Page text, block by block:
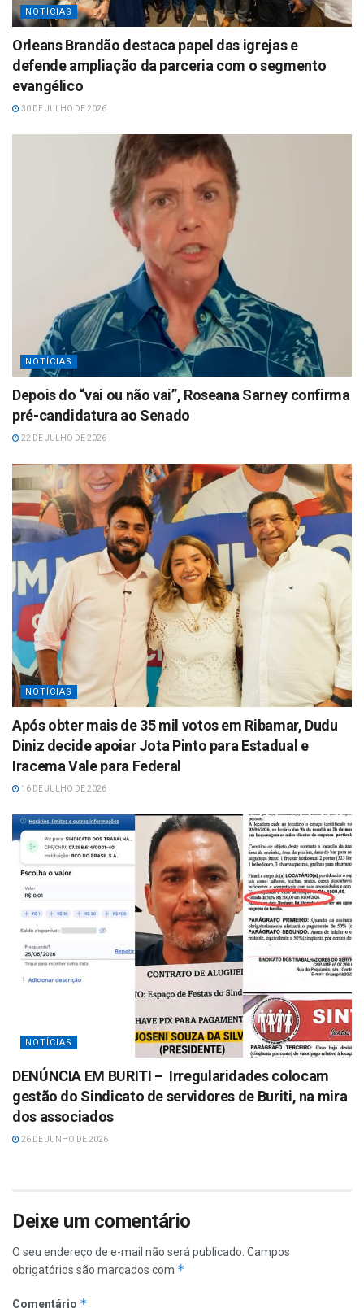
NOTÍCIAS
Orleans Brandão destaca papel das igrejas e
defende ampliação da parceria com o segmento
evangélico
30 DE JULHO DE 2026
NOTÍCIAS
Depois do “vai ou não vai”, Roseana Sarney confirma
pré-candidatura ao Senado
22 DE JULHO DE 2026
NOTÍCIAS
Após obter mais de 35 mil votos em Ribamar, Dudu
Diniz decide apoiar Jota Pinto para Estadual e
Iracema Vale para Federal
16 DE JULHO DE 2026
NOTÍCIAS
DENÚNCIA EM BURITI – Irregularidades colocam
gestão do Sindicato de servidores de Buriti, na mira
dos associados
26 DE JUNHO DE 2026
Deixe um comentário
O seu endereço de e-mail não será publicado. Campos
obrigatórios são marcados com *
Comentário *